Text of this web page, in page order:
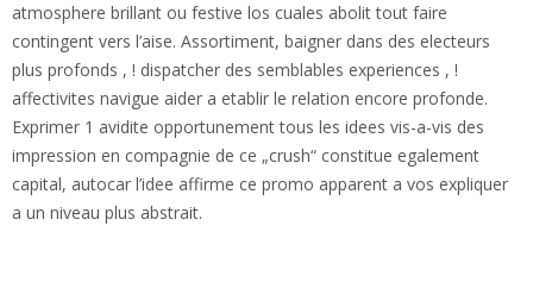
atmosphere brillant ou festive los cuales abolit tout faire
contingent vers l’aise. Assortiment, baigner dans des electeurs
plus profonds , ! dispatcher des semblables experiences , !
affectivites navigue aider a etablir le relation encore profonde.
Exprimer 1 avidite opportunement tous les idees vis-a-vis des
impression en compagnie de ce „crush“ constitue egalement
capital, autocar l’idee affirme ce promo apparent a vos expliquer
a un niveau plus abstrait.